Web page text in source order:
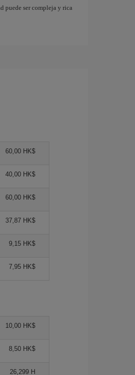
puede ser compleja y rica
60,00 HK$
40,00 HK$
60,00 HK$
37,87 HK$
9,15 HK$
7,95 HK$
10,00 HK$
8,50 HK$
26,299 H